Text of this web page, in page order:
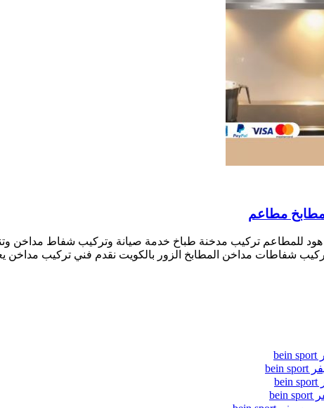
للمطاعم تركيب مدخنة طباخ خدمة صيانة وتركيب شفاط مداخن
شفاطات مداخن المطابخ الزور بالكويت نقدم فني تركيب مداخن